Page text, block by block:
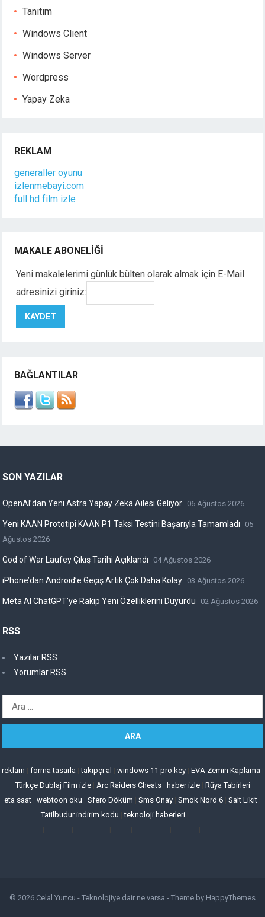
Tanıtım
Windows Client
Windows Server
Wordpress
Yapay Zeka
REKLAM
generaller oyunu
izlenmebayi.com
full hd film izle
MAKALE ABONELIĞI
Yeni makalelerimi günlük bülten olarak almak için E-Mail
adresinizi giriniz:
BAĞLANTILAR
SON YAZILAR
OpenAI’dan Yeni Astra Yapay Zeka Ailesi Geliyor 06 Ağustos 2026
Yeni KAAN Prototipi KAAN P1 Taksi Testini Başarıyla Tamamladı
05
Ağustos 2026
God of War Laufey Çıkış Tarihi Açıklandı 04 Ağustos 2026
iPhone’dan Android’e Geçiş Artık Çok Daha Kolay 03 Ağustos 2026
Meta AI ChatGPT’ye Rakip Yeni Özelliklerini Duyurdu 02 Ağustos 2026
RSS
Yazılar RSS
Yorumlar RSS
Arama:
reklam forma tasarla |takipçi al windows 11 pro key| EVA Zemin Kaplama
Türkçe Dublaj Film izle| Arc Raiders Cheats| haber izle| Rüya Tabirleri
eta saat webtoon oku Sfero Döküm Sms Onay Smok Nord 6 Salt Likit
Tatilbudur indirim kodu |teknoloji haberleri|
© 2026 Celal Yurtcu - Teknolojiye dair ne varsa - Theme by HappyThemes